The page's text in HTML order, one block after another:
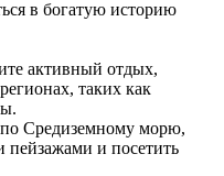
в богатую историю
активный отдых,
таких как
Средиземному морю,
пейзажами и посетить